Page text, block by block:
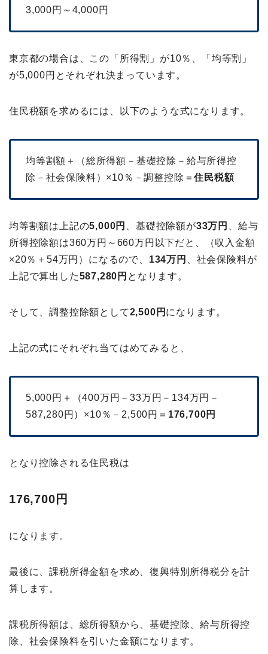
3,000円～4,000円
東京都の場合は、この「所得割」が10％、「均等割」
が5,000円とそれぞれ決まっています。
住民税額を求めるには、以下のような式になります。
均等割額＋（総所得額－基礎控除－給与所得控
除－社会保険料）×10％－調整控除＝住民税額
均等割額は上記の5,000円 、基礎控除額が33万円
、給与
所得控除額は360万円～660万円以下だと、（収入金額
×20％＋54万円）になるので、 134万円
、社会保険料が
上記で算出した587,280円 となります。
そして、調整控除額として2,500円 になります。
上記の式にそれぞれ当てはめてみると、
5,000円＋（400万円－33万円－134万円－
587,280円）×10％－2,500円＝ 176,700円
となり控除される住民税は
176,700円
になります。
最後に、課税所得金額を求め、復興特別所得税分を計
算します。
課税所得額は、総所得額から、基礎控除、給与所得控
除、社会保険料を引いた金額になります。